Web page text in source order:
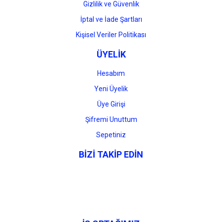
Gizlilik ve Güvenlik
İptal ve İade Şartları
Kişisel Veriler Politikası
ÜYELİK
Hesabım
Yeni Üyelik
Üye Girişi
Şifremi Unuttum
Sepetiniz
BİZİ TAKİP EDİN